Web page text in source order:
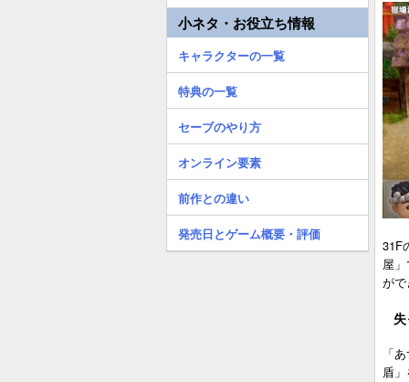
31F
屋
が
「
盾
小ネタ・お役立ち情報
キャラクターの一覧
特典の一覧
セーブのやり方
オンライン要素
前作との違い
発売日とゲーム概要・評価